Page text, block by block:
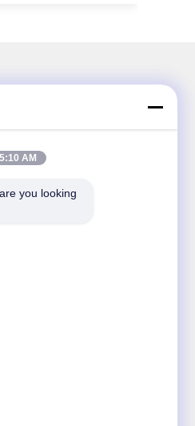
banyak lagi.
5:10 AM
you looking